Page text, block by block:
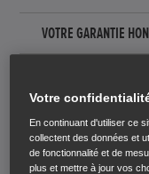
VOTRE GARANTIE
PIÈCES HONDA
SERVICE ET
Votre
En continuant d'utiliser ce
collectent des données et
de fonctionnalité et de
plus et mettre à jour vos